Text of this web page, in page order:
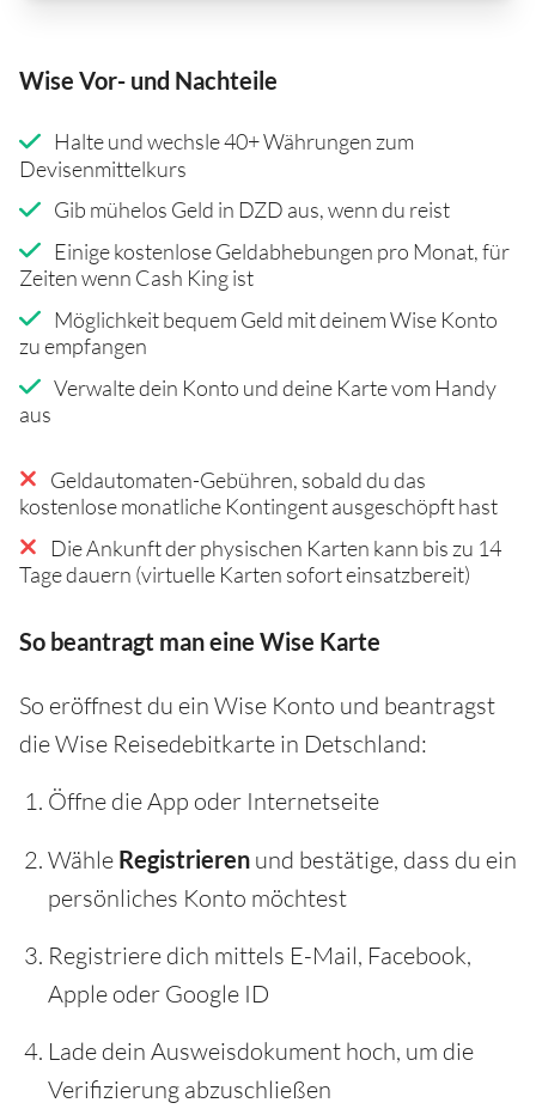
Wise Vor- und Nachteile
Halte und wechsle 40+ Währungen zum
Devisenmittelkurs
Gib mühelos Geld in DZD aus, wenn du reist
Einige kostenlose Geldabhebungen pro Monat, für
Zeiten wenn Cash King ist
Möglichkeit bequem Geld mit deinem Wise Konto
zu empfangen
Verwalte dein Konto und deine Karte vom Handy
aus
Geldautomaten-Gebühren, sobald du das
kostenlose monatliche Kontingent ausgeschöpft hast
Die Ankunft der physischen Karten kann bis zu 14
Tage dauern (virtuelle Karten sofort einsatzbereit)
So beantragt man eine Wise Karte
So eröffnest du ein Wise Konto und beantragst
die Wise Reisedebitkarte in Detschland:
Öffne die App oder Internetseite
Wähle Registrieren und bestätige, dass du ein
persönliches Konto möchtest
Registriere dich mittels E-Mail, Facebook,
Apple oder Google ID
Lade dein Ausweisdokument hoch, um die
Verifizierung abzuschließen